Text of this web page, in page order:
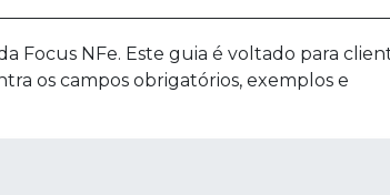
Focus NFe. Este guia é voltado para
os campos obrigatórios, exemplos e